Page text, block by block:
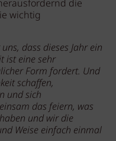
die
wichtig
dass dieses Jahr ein
ist eine sehr
Form fordert. Und
schaffen,
und sich
das feiern, was
und wir die
Weise einfach einmal